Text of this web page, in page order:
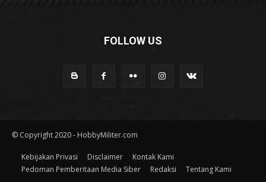
FOLLOW US
© Copyright 2020 - HobbyMiliter.com
Kebijakan Privasi Disclaimer
Kontak Kami
Pedoman Pemberitaan Media Siber
Redaksi Tentang Kami